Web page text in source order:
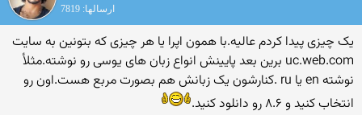
ارسالها: 7819
یک چیزی پیدا کردم عالیه.با همون اپرا یا هر چیزی که بتونین به سایت
‏uc.web.com‏ برین بعد پایینش انواع زبان های یوسی رو نوشته.مثلأ
نوشته ‏en‏ یا ‏ru‏ .کنارشون یک زبانش هم بصورت مربع هست.اون رو
انتخاب کنید و ۸.۶ رو دانلود کنید.‏‎